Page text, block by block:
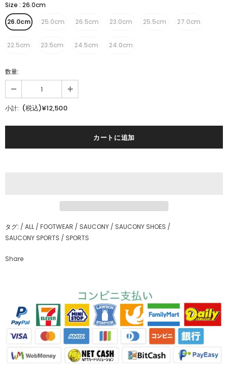
Size : 26.0cm
26.0cm
25.0cm 26.5cm 23.0cm 25.5cm 27.0cm
22.5cm 23.5cm 24.5cm 24.0cm
数量:
小計: (税込)¥12,500
タグ: / ALL / FOOTWEAR / SAUCONY / SAUCONY SHOES /
SAUCONY SPORTS / SPORTS
Share